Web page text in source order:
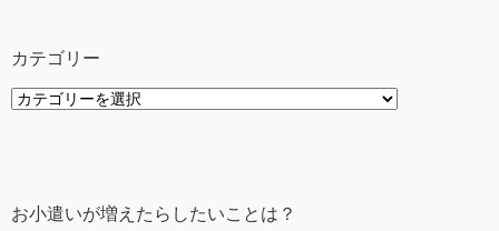
カテゴリー
カ
お小遣いが増えたらしたいことは？